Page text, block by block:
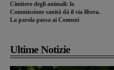
Cimitero degli animali: la
Commissione sanità dà il via libera.
La parola passa ai Comuni
Ultime Notizie